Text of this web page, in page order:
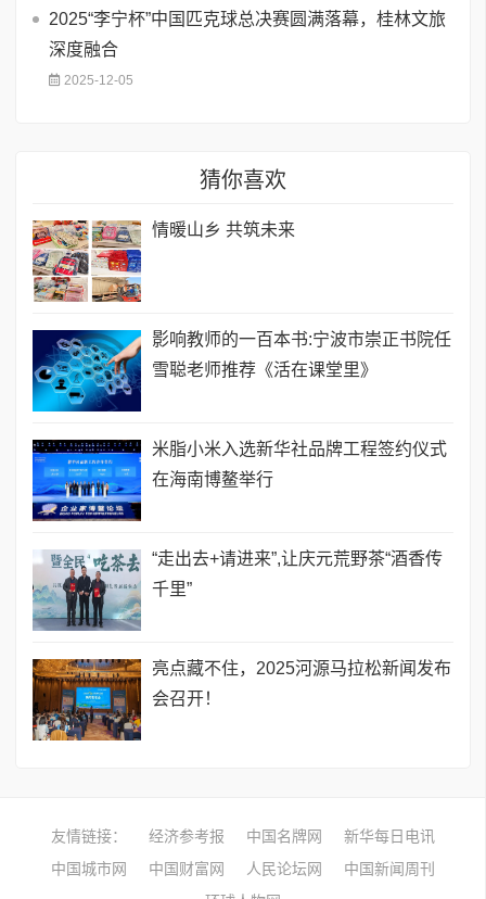
2025“李宁杯”中国匹克球总决赛圆满落幕，桂林文旅
深度融合
2025-12-05
猜你喜欢
情暖山乡 共筑未来
影响教师的一百本书:宁波市崇正书院任
雪聪老师推荐《活在课堂里》
米脂小米入选新华社品牌工程签约仪式
在海南博鳌举行
“走出去+请进来”,让庆元荒野茶“酒香传
千里”
亮点藏不住，2025河源马拉松新闻发布
会召开！
友情链接： 经济参考报 中国名牌网
新华每日电讯
中国城市网
中国财富网 人民论坛网
中国新闻周刊